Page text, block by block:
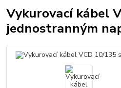
Vykurovací kábel
jednostranným